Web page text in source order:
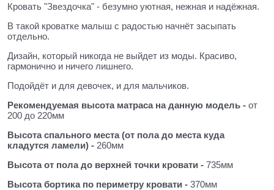
Кровать "Звездочка" - безумно уютная, нежная и надёжная.
В такой кроватке малыш с радостью начнёт засыпать
отдельно.
Дизайн, который никогда не выйдет из моды. Красиво,
гармонично и ничего лишнего.
Подойдёт и для девочек, и для мальчиков.
Рекомендуемая высота матраса на данную модель - от
200 до 220мм
Высота спального места (от пола до места куда
кладутся ламели) - 260мм
Высота от пола до верхней точки кровати - 735мм
Высота бортика по периметру кровати - 370мм